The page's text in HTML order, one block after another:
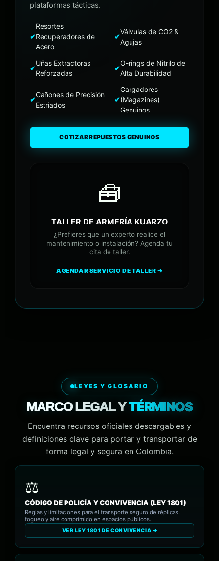
plataformas tácticas.
✔
Resortes
Recuperadores de
Acero
✔
Válvulas de CO2 &
Agujas
✔
Uñas Extractoras
Reforzadas
✔
O-rings de Nitrilo de
Alta Durabilidad
✔
Cañones de Precisión
Estriados
✔
Cargadores
(Magazines)
Genuinos
COTIZAR REPUESTOS GENUINOS
🧰
TALLER DE ARMERÍA KUARZO
¿Prefieres que un experto realice el
mantenimiento o instalación? Agenda tu
cita de taller.
AGENDAR SERVICIO DE TALLER ➔
LEYES Y GLOSARIO
MARCO LEGAL YTÉRMINOS
Encuentra recursos oficiales descargables y
definiciones clave para portar y transportar de
forma legal y segura en Colombia.
CÓDIGO DE POLICÍA Y CONVIVENCIA (LEY 1801)
Reglas y limitaciones para el transporte seguro de réplicas,
fogueo y aire comprimido en espacios públicos.
VER LEY 1801 DE CONVIVENCIA ➔